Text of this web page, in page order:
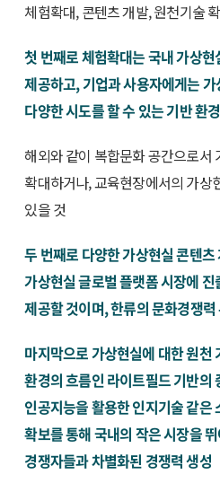
체험확대, 콘텐츠 개발, 원천기술
첫 번째로 체험확대는 국내 가상
제공하고, 기업과 사용자에게는
다양한 시도를 할 수 있는 기반 환
해외와 같이 복합문화 공간으로서
확대하거나, 교육현장에서의 가상
있을 것
두 번째로 다양한 가상현실 콘텐
가상현실 글로벌 플랫폼 시장에
제공할 것이며, 한류의 문화경쟁
마지막으로 가상현실에 대한 원천
환경의 흐름인 라이트필드 기반의
인공지능을 활용한 인지기술 같은
확보를 통해 국내의 작은 시장을
경쟁자들과 차별화된 경쟁력 생성